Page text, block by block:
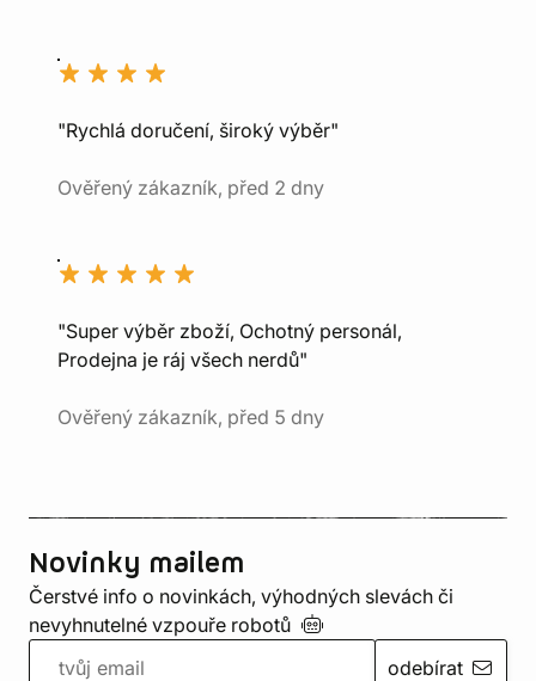
"Rychlá doručení, široký výběr"
Ověřený zákazník, před 2 dny
"Super výběr zboží, Ochotný personál,
Prodejna je ráj všech nerdů"
Ověřený zákazník, před 5 dny
Novinky mailem
Čerstvé info o novinkách, výhodných slevách či
nevyhnutelné vzpouře robotů
odebírat